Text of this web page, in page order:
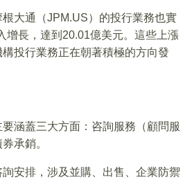
大通（JPM.US）的投行業務也實
增長，達到20.01億美元。這些上漲
投行業務正在朝著積極的方向發
涵蓋三大方面：咨詢服務（顧問服
承銷。
安排，涉及並購、出售、企業防禦